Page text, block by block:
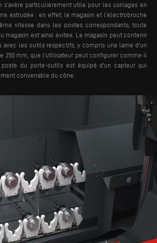
s’avère particulièrement utile pour les usinages en
extrudée : en effet, le magasin et l’électrobroche
vitesse dans les postes correspondants, toute
magasin est ainsi évitée. Le magasin peut contenir
avec les outils respectifs, y compris une lame d'un
250 mm, que l'utilisateur peut configurer comme il
du porte-outils est équipé d’un capteur qui
convenable du cône.